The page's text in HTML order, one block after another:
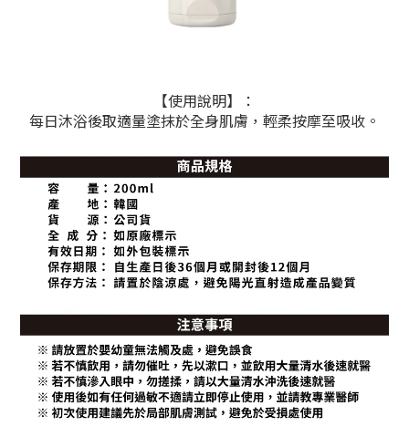
【使用說明】：
每日沐浴後取適量塗抹於全身肌膚，輕柔按摩至吸收。